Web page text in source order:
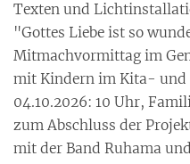
Texten und
"Gottes Liebe ist so
Mitmachvormittag im
mit Kindern im Kita- und
04.10.2026: 10 Uhr,
zum Abschluss der
mit der Band Ruhama